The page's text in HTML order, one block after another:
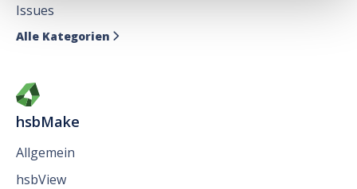
Issues
Alle Kategorien 
hsbMake
Allgemein
hsbView